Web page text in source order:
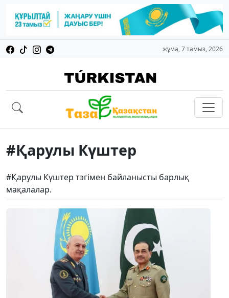
жұма, 7 тамыз, 2026
#Қарулы Күштер
#Қарулы Күштер тэгімен байланысты барлық
мақалалар.